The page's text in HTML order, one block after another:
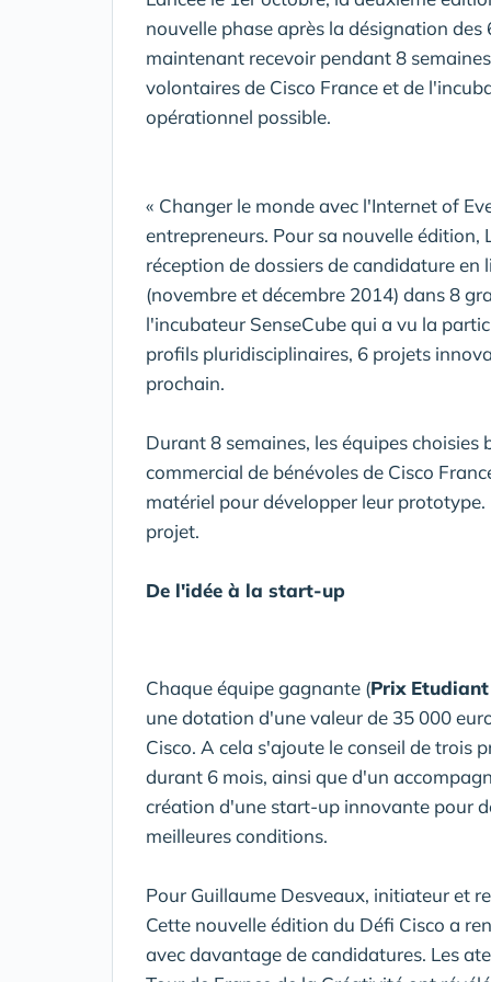
nouvelle phase après la désignation
maintenant recevoir pendant 8
volontaires de Cisco France et de
opérationnel possible.
« Changer le monde avec l'Internet of
entrepreneurs. Pour sa nouvelle édition,
réception de dossiers de candidature
(novembre et décembre 2014) dans 8
l'incubateur SenseCube qui a vu la
profils pluridisciplinaires, 6 projets
prochain.
Durant 8 semaines, les équipes
commercial de bénévoles de Cisco
matériel pour développer leur
projet.
De l'idée à la start-up
Chaque équipe gagnante (Prix Etudiant
une dotation d'une valeur de 35 000
Cisco. A cela s'ajoute le conseil de trois
durant 6 mois, ainsi que d'un
création d'une start-up innovante pour
meilleures conditions.
Pour Guillaume Desveaux, initiateur et
Cette nouvelle édition du Défi Cisco a
avec davantage de candidatures. Les